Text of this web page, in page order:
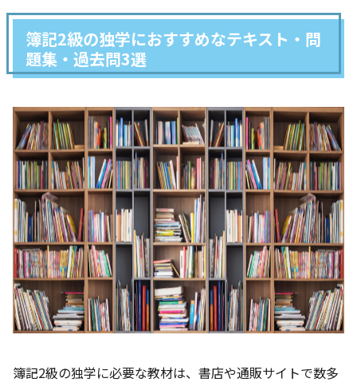
簿記2級の独学におすすめなテキスト・問
題集・過去問3選
簿記2級の独学に必要な教材は、書店や通販サイトで数多